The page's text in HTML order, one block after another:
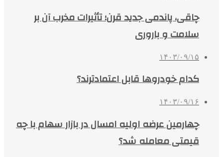
چاقی، پاندمی جدید قرن؛ تأثیرات مخرب آن بر
سلامت و باروری
۱۴۰۳/۰۹/۱۵
کدام خودروها قابل اعتمادترند؟
۱۴۰۳/۰۹/۱۶
چهارمین عرضه اولیه امسال در بازار سهام با چه
قیمتی معامله شد؟